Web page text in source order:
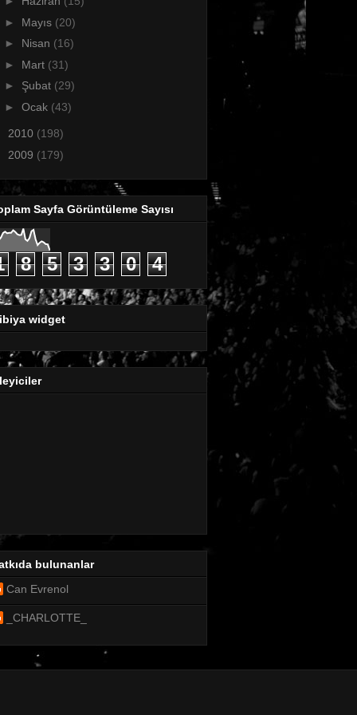
► Mayıs (20)
► Nisan (16)
► Mart (31)
► Şubat (29)
► Ocak (43)
2010 (198)
2009 (179)
Sayfa Görüntüleme Sayısı
8 5 3 3 0 4
widget
bulunanlar
Can Evrenol
_CHARLOTTE_